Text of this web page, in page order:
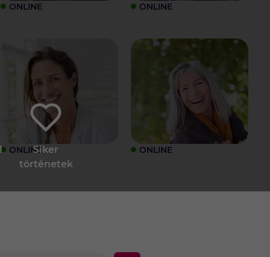
ONLINE ONLINE
ONLINE ONLINE
Siker
történetek